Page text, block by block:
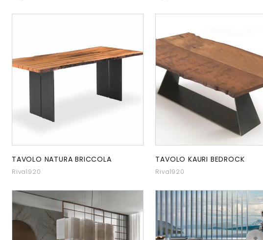
TAVOLO NATURA BRICCOLA
Riva1920
TAVOLO KAURI BEDROCK
Riva1920